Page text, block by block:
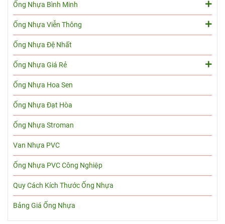
Ống Nhựa Bình Minh
Ống Nhựa Viễn Thông
Ống Nhựa Đệ Nhất
Ống Nhựa Giá Rẻ
Ống Nhựa Hoa Sen
Ống Nhựa Đạt Hòa
Ống Nhựa Stroman
Van Nhựa PVC
Ống Nhựa PVC Công Nghiệp
Quy Cách Kích Thước Ống Nhựa
Bảng Giá Ống Nhựa